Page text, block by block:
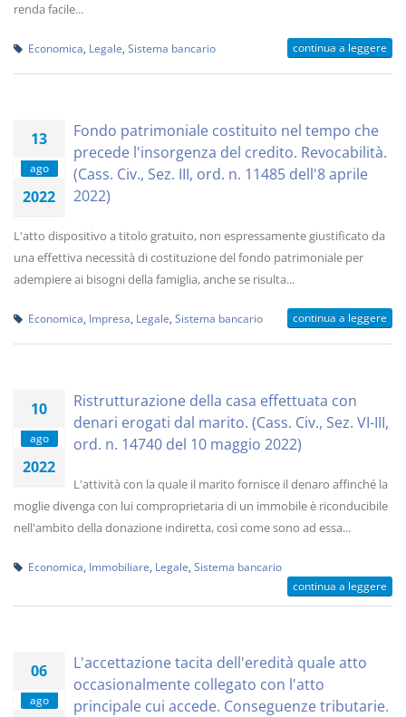
renda facile...
Economica Legale Sistema bancario continua a leggere
13
ago
2022
Fondo patrimoniale costituito nel tempo che
precede l'insorgenza del credito. Revocabilità.
(Cass. Civ., Sez. III, ord. n. 11485 dell'8 aprile
2022)
L'atto dispositivo a titolo gratuito, non espressamente giustificato da
una effettiva necessità di costituzione del fondo patrimoniale per
adempiere ai bisogni della famiglia, anche se risulta...
Economica Impresa Legale Sistema bancario continua a leggere
10
ago
2022
Ristrutturazione della casa effettuata con
denari erogati dal marito. (Cass. Civ., Sez. VI-III,
ord. n. 14740 del 10 maggio 2022)
L'attività con la quale il marito fornisce il denaro affinché la
moglie divenga con lui comproprietaria di un immobile è riconducibile
nell'ambito della donazione indiretta, così come sono ad essa...
Economica Immobiliare Legale Sistema bancario
continua a leggere
06
ago
L'accettazione tacita dell'eredità quale atto
occasionalmente collegato con l'atto
principale cui accede. Conseguenze tributarie.